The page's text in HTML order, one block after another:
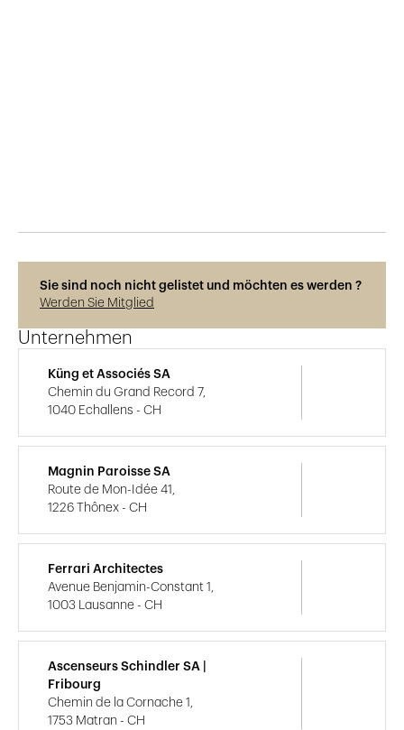
Sie sind noch nicht gelistet und möchten es werden ?
Werden Sie Mitglied
Unternehmen
Küng et Associés SA
Chemin du Grand Record 7,
1040 Echallens - CH
Magnin Paroisse SA
Route de Mon-Idée 41,
1226 Thônex - CH
Ferrari Architectes
Avenue Benjamin-Constant 1,
1003 Lausanne - CH
Ascenseurs Schindler SA |
Fribourg
Chemin de la Cornache 1,
1753 Matran - CH